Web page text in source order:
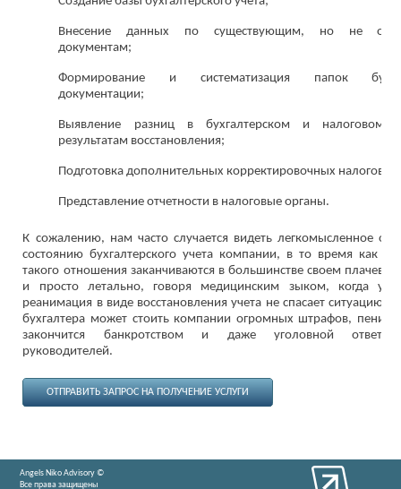
Внесение данных по существующим, но не
документам;
Формирование и систематизация папок
документации;
Выявление разниц в бухгалтерском и налоговом
результатам восстановления;
Подготовка дополнительных корректировочных налоговых
Представление отчетности в налоговые органы.
К сожалению, нам часто случается видеть легкомысленное
состоянию бухгалтерского учета компании, в то время как
такого отношения заканчиваются в большинстве своем
и просто летально, говоря медицинским зыком, когда уже
реанимация в виде восстановления учета не спасает ситуацию.
бухгалтера может стоить компании огромных штрафов, пени,
закончится банкротством и даже уголовной
руководителей.
ОТПРАВИТЬ ЗАПРОС НА ПОЛУЧЕНИЕ УСЛУГИ
Angels Niko Advisory ©
Все права защищены